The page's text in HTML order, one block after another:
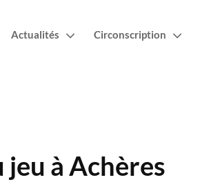
Actualités Circonscription
à Achères